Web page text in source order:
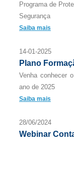
Programa de
Segurança
Saiba mais
14-01-2025
Plano
Venha conhecer
ano de 2025
Saiba mais
28/06/2024
Webinar